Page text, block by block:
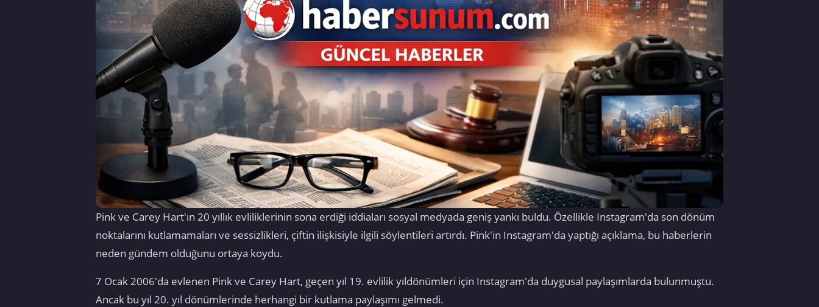
Pink ve Carey Hart'ın 20 yıllık evliliklerinin sona erdiği iddiaları sosyal medyada geniş yankı buldu. Özellikle Instagram'da son dönüm
noktalarını kutlamamaları ve sessizlikleri, çiftin ilişkisiyle ilgili söylentileri artırdı. Pink'in Instagram'da yaptığı açıklama, bu haberlerin
neden gündem olduğunu ortaya koydu.
7 Ocak 2006'da evlenen Pink ve Carey Hart, geçen yıl 19. evlilik yıldönümleri için Instagram'da duygusal paylaşımlarda bulunmuştu.
Ancak bu yıl 20. yıl dönümlerinde herhangi bir kutlama paylaşımı gelmedi.